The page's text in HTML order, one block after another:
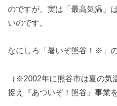
のですが、実は「最高気温」
いのです。
なにしろ「暑いぞ熊谷！※」
（※2002年に熊谷市は夏の気
捉え『あついぞ！熊谷』事業